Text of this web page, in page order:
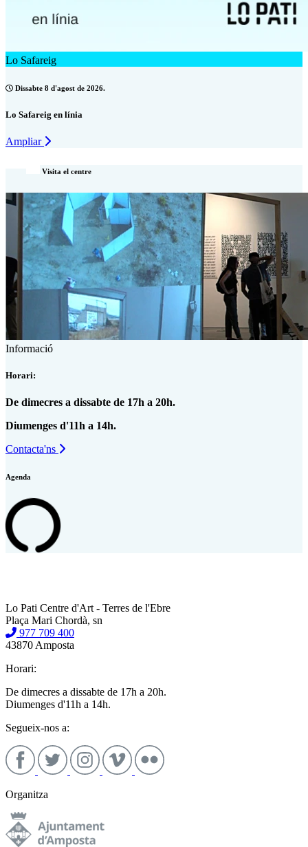
Lo Safareig
Dissabte 8 d'agost de 2026.
Lo Safareig en línia
Ampliar
Visita el centre
Informació
Horari:
De dimecres a dissabte de 17h a 20h.
Diumenges d'11h a 14h.
Contacta'ns
Agenda
Lo Pati Centre d'Art - Terres de l'Ebre
Plaça Mari Chordà, sn
977 709 400
43870 Amposta
Horari:
De dimecres a dissabte de 17h a 20h.
Diumenges d'11h a 14h.
Segueix-nos a:
Organitza